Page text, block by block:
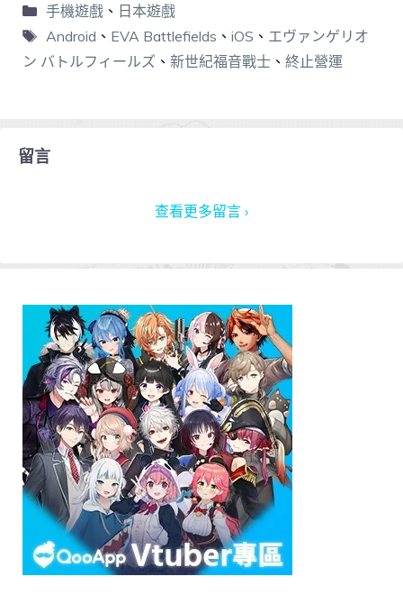
手機遊戲、 日本遊戲
Android 、 EVA Battlefields 、 iOS 、 エヴァンゲリオ
ン バトルフィールズ 、 新世紀福音戰士 、 終止營運
留言
查看更多留言 ›